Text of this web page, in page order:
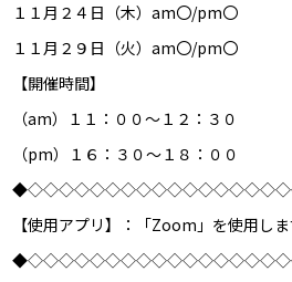
１１月２４日（木）am〇/pm〇
１１月２９日（火）am〇/pm〇
【開催時間】
（am）１１：００～１２：３０
（pm）１６：３０～１８：００
【使用アプリ】：
「Zoom」を使用しま